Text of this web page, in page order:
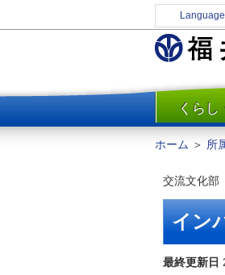
Language
くらし
防災
消費・生活
水道・エネ
住まい・土地
環境問題・
ホーム ＞ 所
交流文化部
イン
最終更新日